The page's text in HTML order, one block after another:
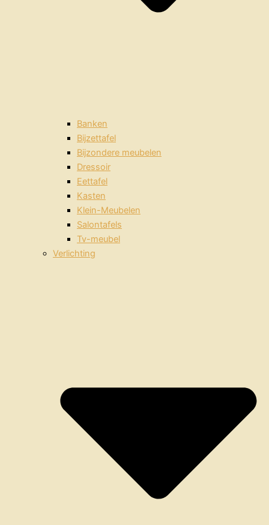
Banken
Bijzettafel
Bijzondere meubelen
Dressoir
Eettafel
Kasten
Klein-Meubelen
Salontafels
Tv-meubel
Verlichting